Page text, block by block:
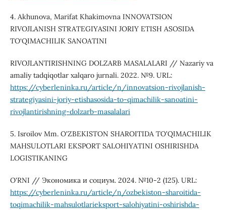
4. Akhunova, Marifat Khakimovna INNOVATSION
RIVOJLANISH STRATEGIYASINI JORIY ETISH ASOSIDA
TO‘QIMACHILIK SANOATINI
RIVOJLANTIRISHNING DOLZARB MASALALARI // Nazariy va
amaliy tadqiqotlar xalqaro jurnali. 2022. №9. URL:
https://cyberleninka.ru/article/n/innovatsion-rivojlanish-
strategiyasini-joriy-etishasosida-to-qimachilik-sanoatini-
rivojlantirishning-dolzarb-masalalari
5. Isroilov Mm. O'ZBEKISTON SHAROITIDA TO'QIMACHILIK
MAHSULOTLARI EKSPORT SALOHIYATINI OSHIRISHDA
LOGISTIKANING
O'RNI // Экономика и социум. 2024. №10-2 (125). URL:
https://cyberleninka.ru/article/n/ozbekiston-sharoitida-
toqimachilik-mahsulotlarieksport-salohiyatini-oshirishda-